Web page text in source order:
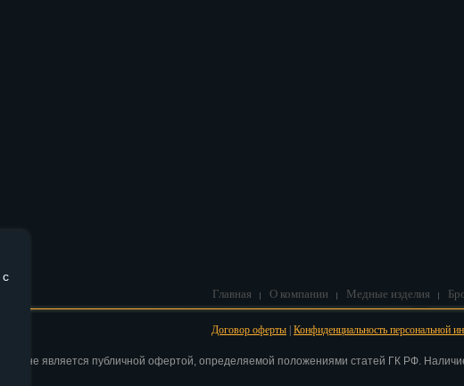
Главная О компании Медные изделия
Договор оферты Конфиденциальность персональной
и не является публичной офертой, определяемой положениями статей ГК РФ.